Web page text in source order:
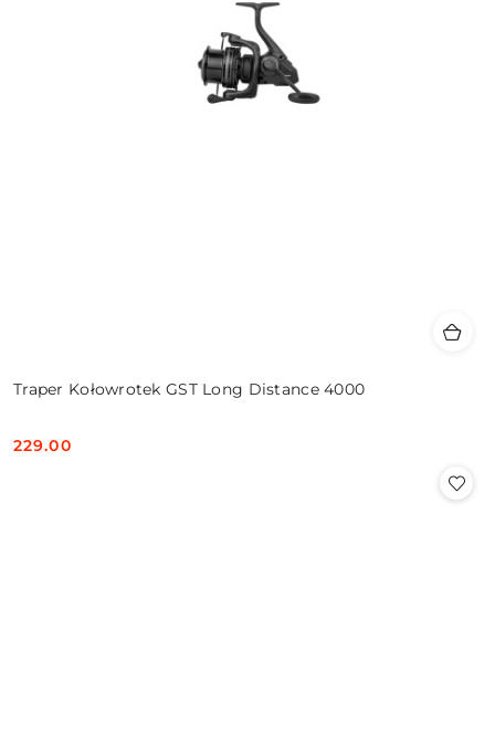
Traper Kołowrotek GST Long Distance 4000
Cena:
229.00